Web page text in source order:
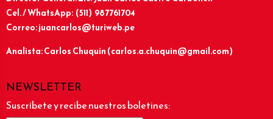
Cel. / WhatsApp: (511) 987761704
Correo: juancarlos@turiweb.pe
Analista: Carlos Chuquín (carlos.a.chuquin@gmail.com)
NEWSLETTER
Suscríbete y recibe nuestros boletines: